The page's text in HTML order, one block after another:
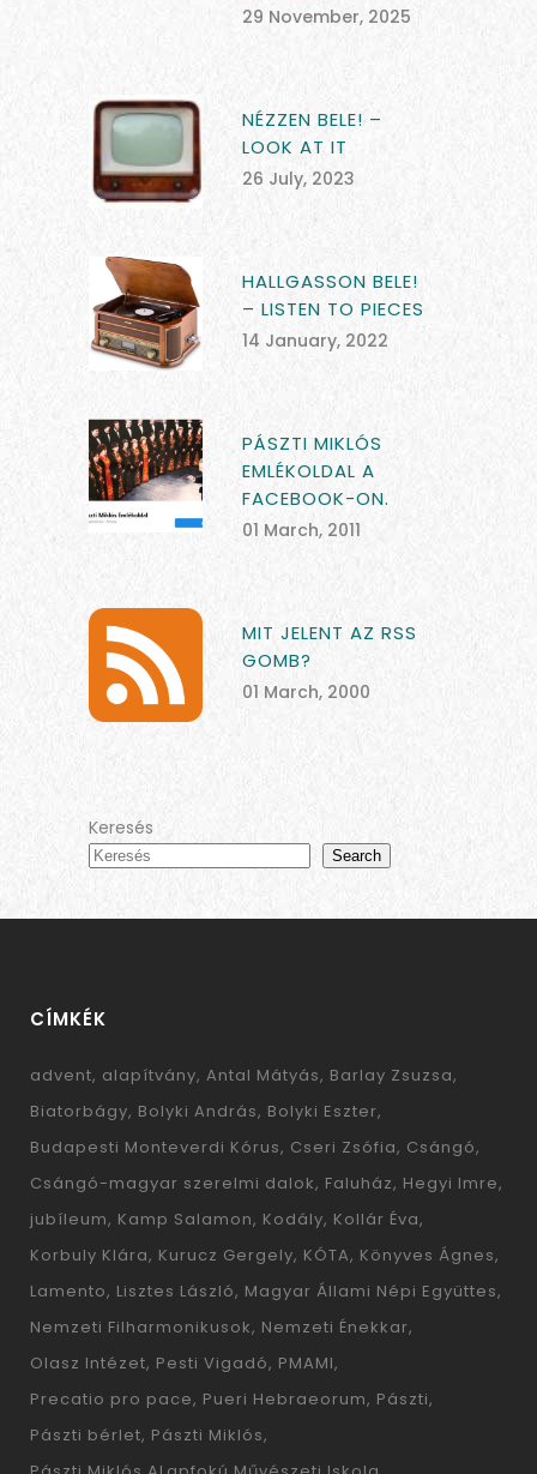
29 November, 2025
NÉZZEN BELE! –
LOOK AT IT
26 July, 2023
HALLGASSON BELE!
– LISTEN TO PIECES
14 January, 2022
PÁSZTI MIKLÓS
EMLÉKOLDAL A
FACEBOOK-ON.
01 March, 2011
MIT JELENT AZ RSS
GOMB?
01 March, 2000
Keresés
Search
CÍMKÉK
advent alapítvány Antal Mátyás Barlay Zsuzsa
Biatorbágy Bolyki András Bolyki Eszter
Budapesti Monteverdi Kórus Cseri Zsófia Csángó
Csángó-magyar szerelmi dalok Faluház Hegyi Imre
jubíleum Kamp Salamon Kodály Kollár Éva
Korbuly Klára Kurucz Gergely KÓTA Könyves Ágnes
Lamento Lisztes László Magyar Állami Népi Együttes
Nemzeti Filharmonikusok Nemzeti Énekkar
Olasz Intézet Pesti Vigadó PMAMI
Precatio pro pace Pueri Hebraeorum Pászti
Pászti bérlet Pászti Miklós